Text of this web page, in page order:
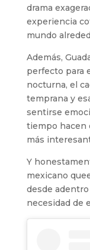
drama
experiencia
mundo
Además,
perfecto para
nocturna, el
temprana y
sentirse
tiempo hacen
más
Y
mexicano
desde
necesidad de